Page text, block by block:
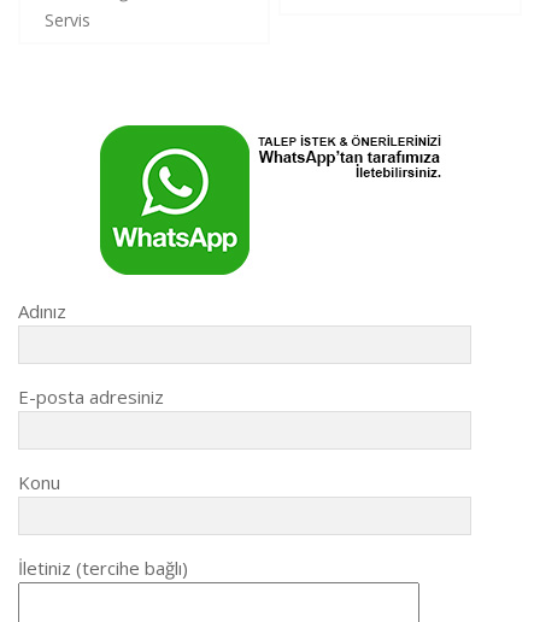
gezinmesi
Servis
Adınız
E-posta adresiniz
Konu
İletiniz (tercihe bağlı)